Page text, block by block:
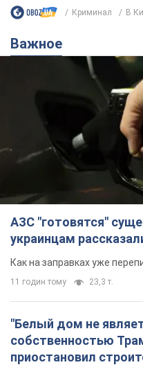
Криминал В
Важное
АЗС "готовятся"
украинцам
Как на заправках уже
11 годин тому 23,3 т.
"Белый дом не
собственностью
приостановил